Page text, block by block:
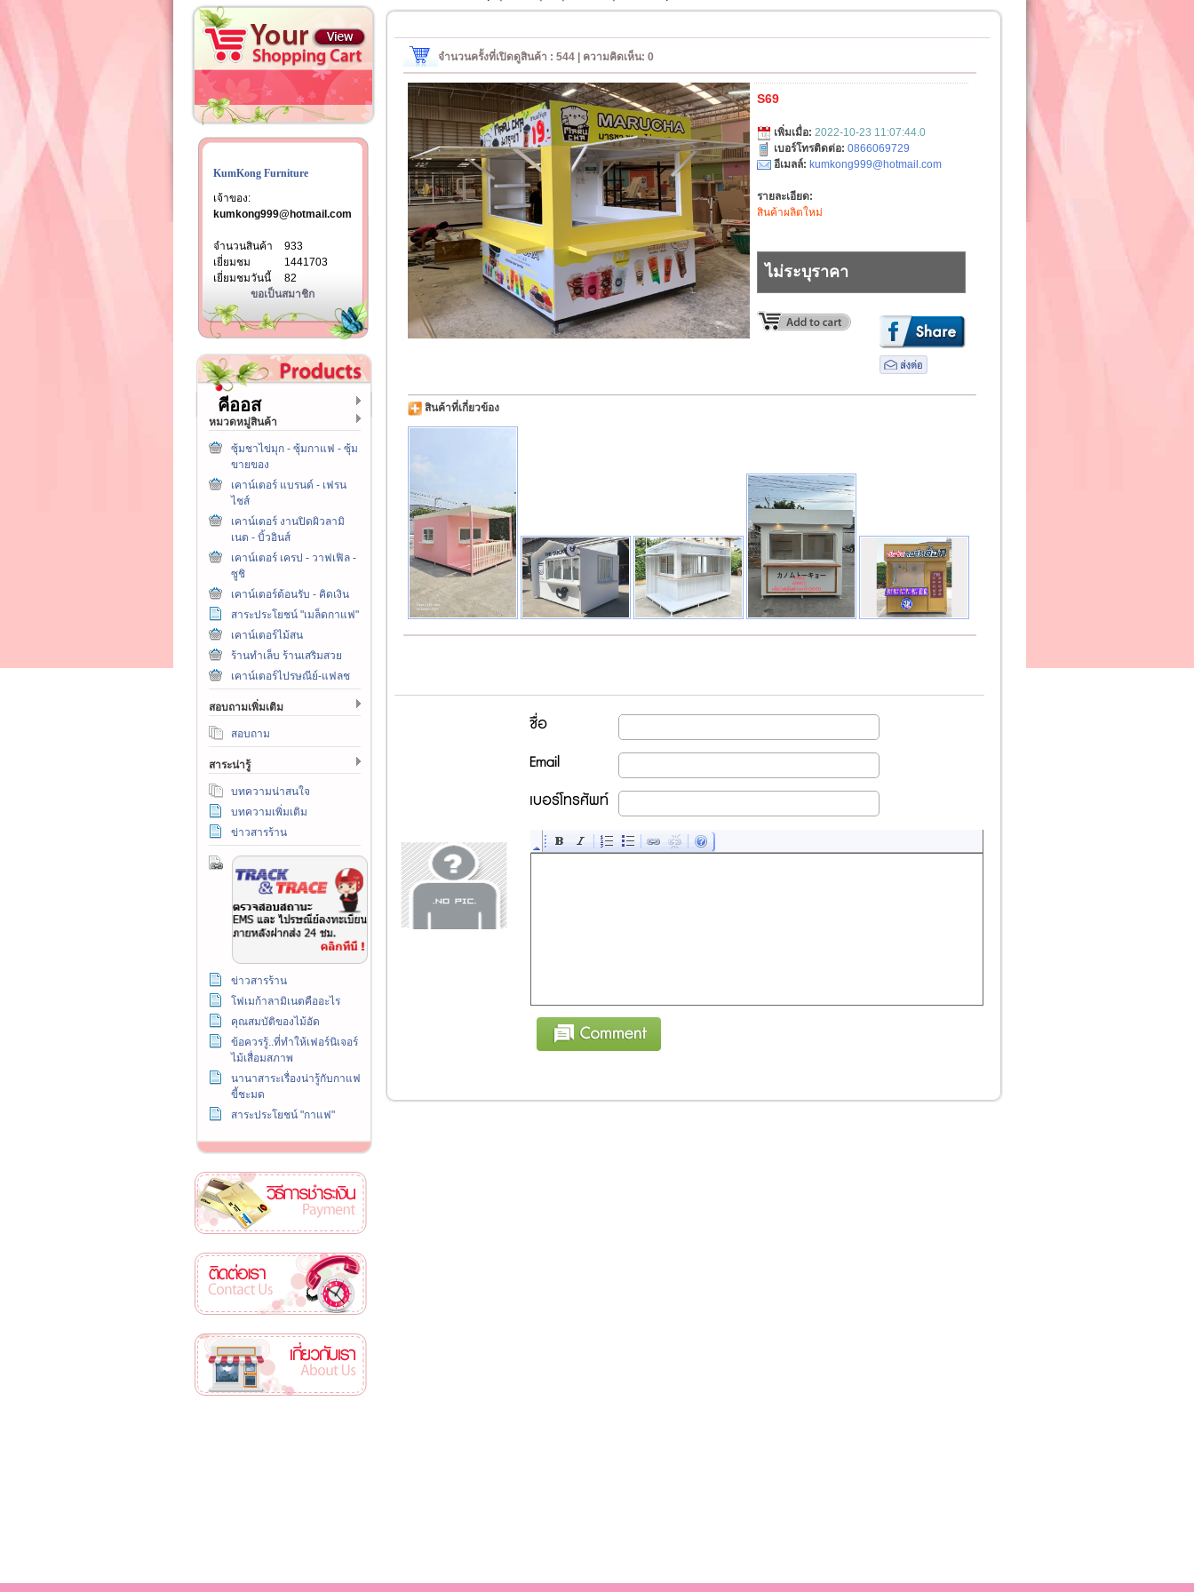
KumKong Furniture
เจ้าของ:
kumkong999@hotmail.com
จำนวนสินค้า
933
เยี่ยมชม
1441703
เยี่ยมชมวันนี้
82
ขอเป็นสมาชิก
คีออส
หมวดหมู่สินค้า
ซุ้มชาไข่มุก - ซุ้มกาแฟ - ซุ้ม
ขายของ
เคาน์เตอร์ แบรนด์ - เฟรน
ไชส์
เคาน์เตอร์ งานปิดผิวลามิ
เนต - บิ้วอินส์
เคาน์เตอร์ เครป - วาฟเฟิล -
ซูชิ
เคาน์เตอร์ต้อนรับ - คิดเงิน
สาระประโยชน์ "เมล็ดกาแฟ"
เคาน์เตอร์ไม้สน
ร้านทำเล็บ ร้านเสริมสวย
เคาน์เตอร์ไปรษณีย์-แฟลช
สอบถามเพิ่มเติม
สอบถาม
สาระน่ารู้
บทความน่าสนใจ
บทความเพิ่มเติม
ข่าวสารร้าน
ข่าวสารร้าน
โฟเมก้าลามิเนตคืออะไร
คุณสมบัติของไม้อัด
ข้อควรรู้..ที่ทำให้เฟอร์นิเจอร์
ไม้เสื่อมสภาพ
นานาสาระเรื่องน่ารู้กับกาแฟ
ขี้ชะมด
สาระประโยชน์ "กาแฟ"
จำนวนครั้งที่เปิดดูสินค้า : 544 | ความคิดเห็น: 0
S69
เพิ่มเมื่อ: 2022-10-23 11:07:44.0
เบอร์โทรติดต่อ: 0866069729
อีเมลล์: kumkong999@hotmail.com
รายละเอียด:
สินค้าผลิตใหม่
ไม่ระบุราคา
สินค้าที่เกี่ยวข้อง
ชื่อ
Email
เบอร์โทรศัพท์